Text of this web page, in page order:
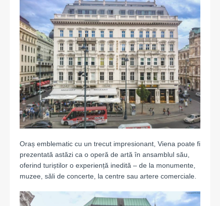
Oraș emblematic cu un trecut impresionant, Viena poate fi
prezentată astăzi ca o operă de artă în ansamblul său,
oferind turiștilor o experiență inedită – de la monumente,
muzee, săli de concerte, la centre sau artere comerciale.